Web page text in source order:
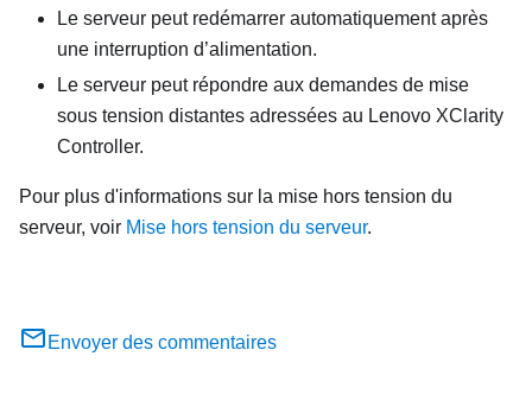
Le serveur peut redémarrer automatiquement après
une interruption d’alimentation.
Le serveur peut répondre aux demandes de mise
sous tension distantes adressées au Lenovo XClarity
Controller.
Pour plus d'informations sur la mise hors tension du
serveur, voir Mise hors tension du serveur.
Envoyer des commentaires